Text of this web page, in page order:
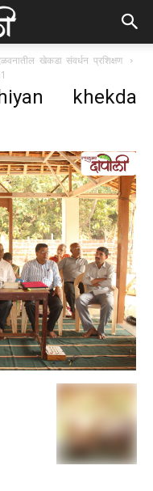
खेकडा संवर्धन प्रशिक्षण
khekda